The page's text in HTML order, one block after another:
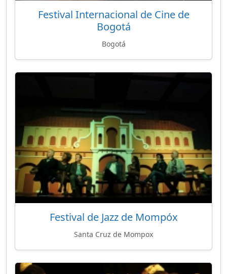
Festival Internacional de Cine de
Bogotá
Bogotá
Festival de Jazz de Mompóx
Santa Cruz de Mompox